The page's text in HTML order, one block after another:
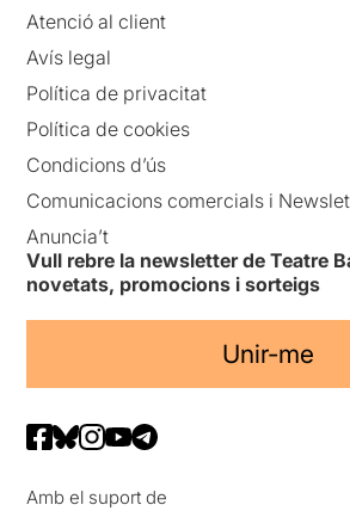
Atenció al client
Avís legal
Política de privacitat
Política de cookies
Condicions d’ús
Comunicacions comercials i
Anuncia’t
Vull rebre la newsletter de Teatre
novetats, promocions i sorteigs
Unir-me
Amb el suport de